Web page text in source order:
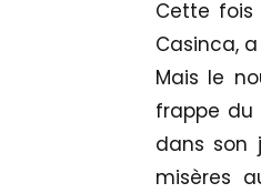
Cette
Casinca,
Mais le
frappe du
dans son
misères